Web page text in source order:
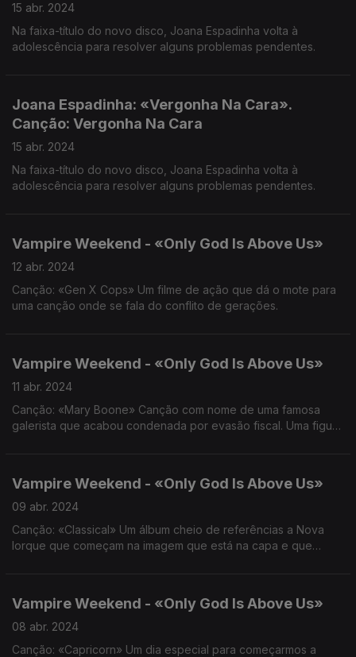
15 abr. 2024
Na faixa-título do novo disco, Joana Espadinha volta à
adolescência para resolver alguns problemas pendentes.
Joana Espadinha: «Vergonha Na Cara».
Canção: Vergonha Na Cara
15 abr. 2024
Na faixa-título do novo disco, Joana Espadinha volta à
adolescência para resolver alguns problemas pendentes.
Vampire Weekend - «Only God Is Above Us»
12 abr. 2024
Canção: «Gen X Cops» Um filme de ação que dá o mote para
uma canção onde se fala do conflito de gerações.
Vampire Weekend - «Only God Is Above Us»
11 abr. 2024
Canção: «Mary Boone» Canção com nome de uma famosa
galerista que acabou condenada por evasão fiscal. Uma figura
Vampire Weekend - «Only God Is Above Us»
09 abr. 2024
Canção: «Classical» Um álbum cheio de referências a Nova
Iorque que começam na imagem que está na capa e que
Vampire Weekend - «Only God Is Above Us»
08 abr. 2024
Canção: «Capricorn» Um dia especial para começarmos a